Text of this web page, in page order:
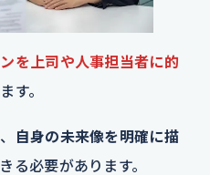
を上司や人事担当者に的
す。
自身の未来像を明確に描
る必要があります。